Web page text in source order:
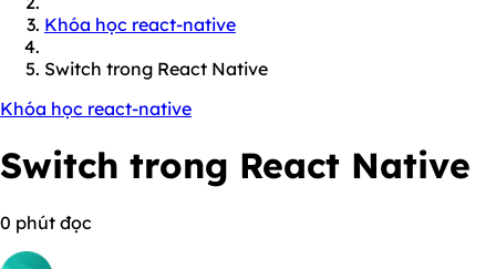
Khóa học react-native
Switch trong React Native
Khóa học react-native
Switch trong React Native
0 phút đọc